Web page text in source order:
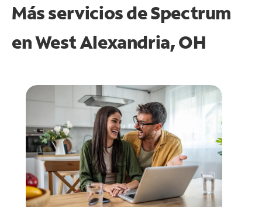
Más servicios de Spectrum
enWest Alexandria, OH